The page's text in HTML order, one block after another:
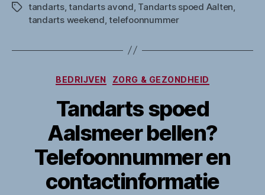
Tagstandarts,tandarts avond Tandarts spoed Aalten
tandarts weekend ,telefoonnummer
Categorieën
BEDRIJVEN ZORG & GEZONDHEID
Tandarts spoed
Aalsmeer bellen?
Telefoonnummer en
contactinformatie